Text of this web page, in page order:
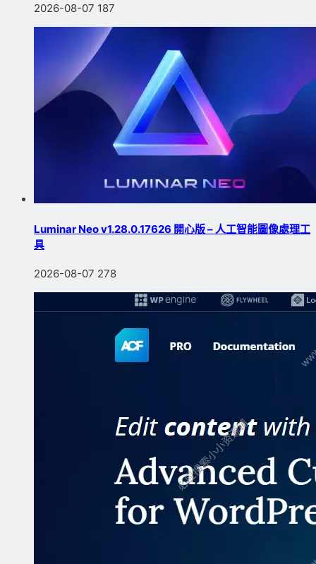
2026-08-07 187
Luminar Neo v1.28.0.17626 開心版 – 人工智能圖像處理工
具
2026-08-07 278